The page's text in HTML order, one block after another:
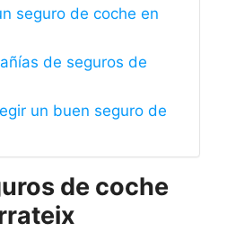
seguro de coche en
de seguros de
un buen seguro de
de coche